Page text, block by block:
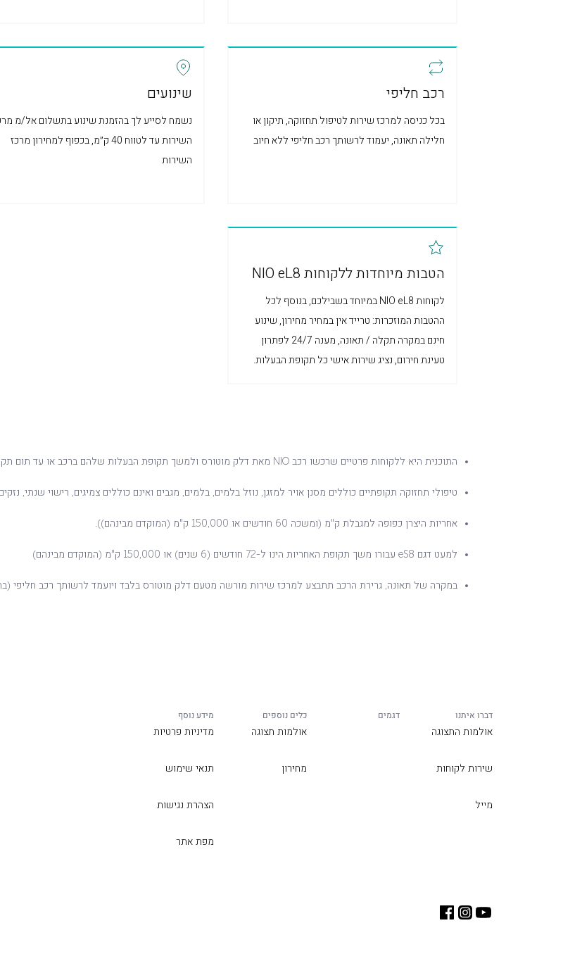
שינועים
נשמח לסייע לך בהזמנת שינוע בתשלום אל/מ
השירות עד לטווח 40 ק״מ, בכפוף למחירון מרכז
השירות
רכב חליפי
בכל כניסה למרכז שירות לטיפול תחזוקה, תיקון או
חלילה תאונה, יעמוד לרשותך רכב חליפי ללא חיוב
הטבות מיוחדות ללקוחות NIO eL8
לקוחות NIO eL8 במיוחד בשבילכם, בנוסף לכל
ההטבות המוזכרות: טרייד אין במחיר מחירון, שינוע
חינם במקרה תקלה / תאונה, מענה 24/7 לפתרון
טעינת חירום, נציג שירות אישי כל תקופת הבעלות.
התוכנית היא ללקוחות פרטיים שרכשו רכב NIO מאת דלק מוטורס ולמשך תקופת הבעלות שלהם ברכב או עד תום תקופת האחריות (המוקדם מבניהם) ובכפוף לתקנון התוכנית.
טיפולי תחזוקה תקופתיים כוללים מסנן אויר למזגן, נוזל בלמים, בלמים, מגבים ואינם כוללים צמיגים, רישוי שנתי,
אחריות היצרן כפופה למגבלת ק"מ (ומשכה 60 חודשים או 150,000 ק"מ (המוקדם מבינהם)).
למעט דגם eS8 עבורו משך תקופת האחריות הינו ל-72 חודשים (6 שנים) או 150,000 ק"מ (המוקדם מבינהם)
במקרה של תאונה, גרירת הרכב תתבצע למרכז שירות מורשה מטעם דלק מוטורס בלבד ויועמד לרשותך רכב חליפי
דברו איתנו
אולמות התצוגה
שירות לקוחות
מייל
דגמים כלים נוספים
אולמות תצוגה
מחירון
מידע נוסף
מדיניות פרטיות
תנאי שימוש
הצהרת נגישות
מפת אתר